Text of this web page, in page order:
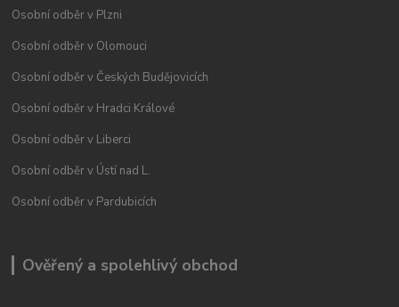
Osobní odběr v Plzni
Osobní odběr v Olomouci
Osobní odběr v Českých Budějovicích
Osobní odběr v Hradci Králové
Osobní odběr v Liberci
Osobní odběr v Ústí nad L.
Osobní odběr v Pardubicích
Ověřený a spolehlivý obchod